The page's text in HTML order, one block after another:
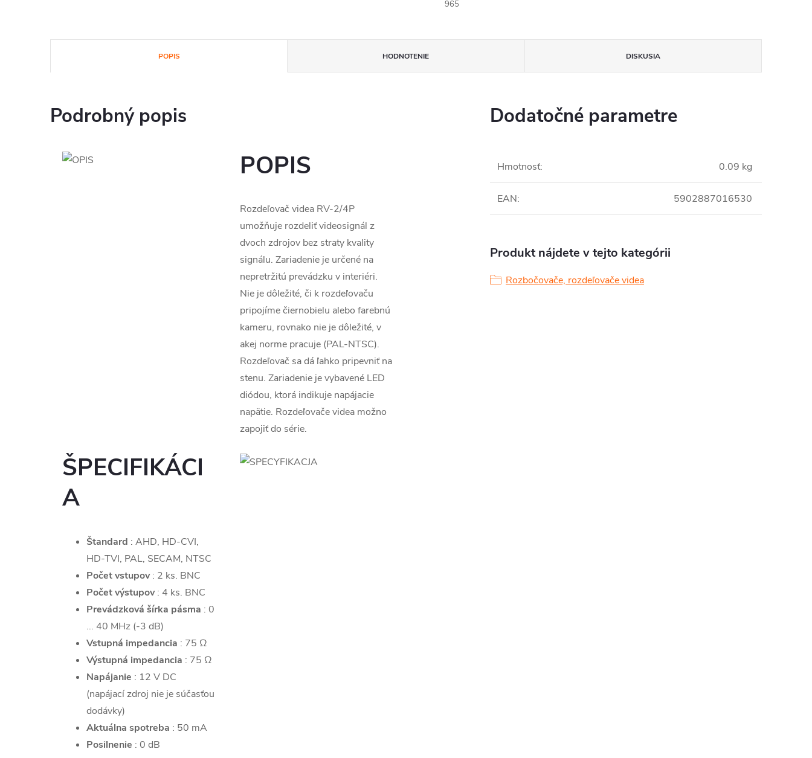
965
POPIS HODNOTENIE DISKUSIA
Podrobný popis
POPIS
Rozdeľovač videa RV-2/4P
umožňuje rozdeliť videosignál z
dvoch zdrojov bez straty kvality
signálu. Zariadenie je určené na
nepretržitú prevádzku v interiéri.
Nie je dôležité, či k rozdeľovaču
pripojíme čiernobielu alebo farebnú
kameru, rovnako nie je dôležité, v
akej norme pracuje (PAL-NTSC).
Rozdeľovač sa dá ľahko pripevniť na
stenu. Zariadenie je vybavené LED
diódou, ktorá indikuje napájacie
napätie. Rozdeľovače videa možno
zapojiť do série.
ŠPECIFIKÁCI
A
Štandard : AHD, HD-CVI,
HD-TVI, PAL, SECAM, NTSC
Počet vstupov: 2 ks. BNC
Počet výstupov: 4 ks. BNC
Prevádzková šírka pásma : 0
... 40 MHz (-3 dB)
Vstupná impedancia : 75 Ω
Výstupná impedancia : 75 Ω
Napájanie : 12 V DC
(napájací zdroj nie je súčasťou
dodávky)
Aktuálna spotreba : 50 mA
Posilnenie : 0 dB
Dodatočné parametre
Hmotnosť: 0.09 kg
EAN: 5902887016530
Produkt nájdete v tejto kategórii
Rozbočovače, rozdeľovače videa